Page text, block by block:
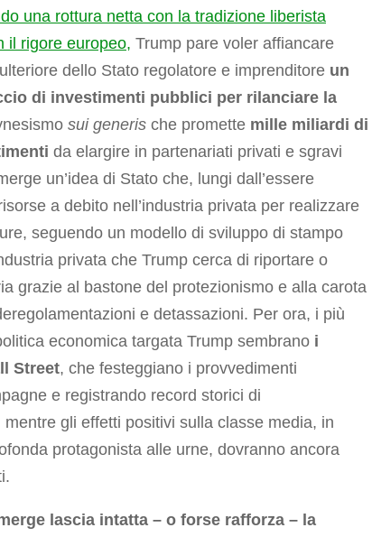
una rottura netta con la tradizione liberista
il rigore europeo, Trump pare voler affiancare
dello Stato regolatore e imprenditore un
di investimenti pubblici per rilanciare la
sui generis che promette mille miliardi di
da elargire in partenariati privati e sgravi
un’idea di Stato che, lungi dall’essere
a debito nell’industria privata per realizzare
seguendo un modello di sviluppo di stampo
privata che Trump cerca di riportare o
grazie al bastone del protezionismo e alla carota
e detassazioni. Per ora, i più
economica targata Trump sembrano i
Street, che festeggiano i provvedimenti
e registrando record storici di
gli effetti positivi sulla classe media, in
protagonista alle urne, dovranno ancora
lascia intatta – o forse rafforza – la